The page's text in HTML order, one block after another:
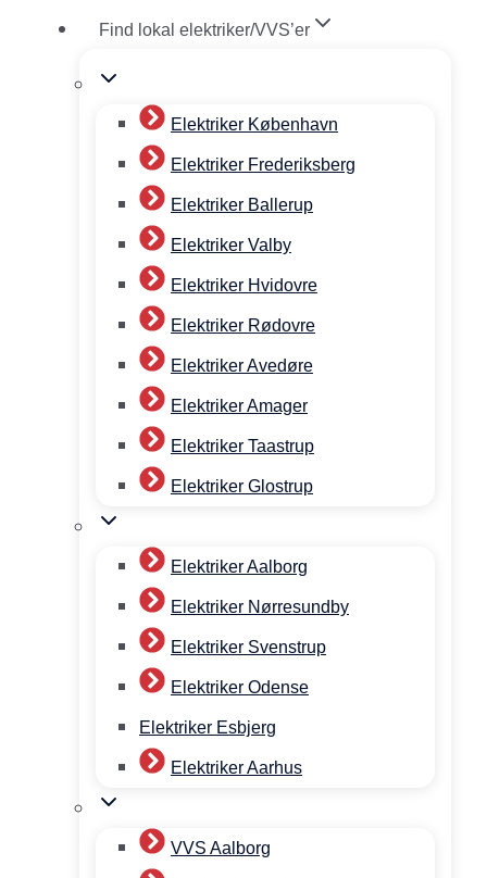
Find lokal elektriker/VVS’er
Elektriker København
Elektriker Frederiksberg
Elektriker Ballerup
Elektriker Valby
Elektriker Hvidovre
Elektriker Rødovre
Elektriker Avedøre
Elektriker Amager
Elektriker Taastrup
Elektriker Glostrup
Elektriker Aalborg
Elektriker Nørresundby
Elektriker Svenstrup
Elektriker Odense
Elektriker Esbjerg
Elektriker Aarhus
VVS Aalborg